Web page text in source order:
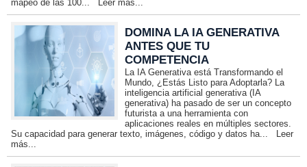
mapeo de las 100...
Leer más...
DOMINA LA IA GENERATIVA
ANTES QUE TU
COMPETENCIA
La IA Generativa está Transformando el
Mundo, ¿Estás Listo para Adoptarla? La
inteligencia artificial generativa (IA
generativa) ha pasado de ser un concepto
futurista a una herramienta con
aplicaciones reales en múltiples sectores.
Su capacidad para generar texto, imágenes, código y datos ha...
Leer
más...